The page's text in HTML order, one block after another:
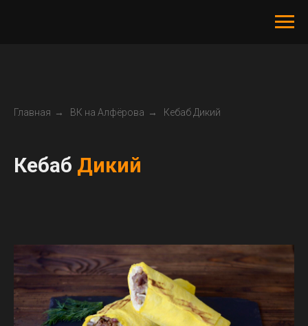
Главная → ВК на Алфёрова → Кебаб Дикий
Кебаб Дикий